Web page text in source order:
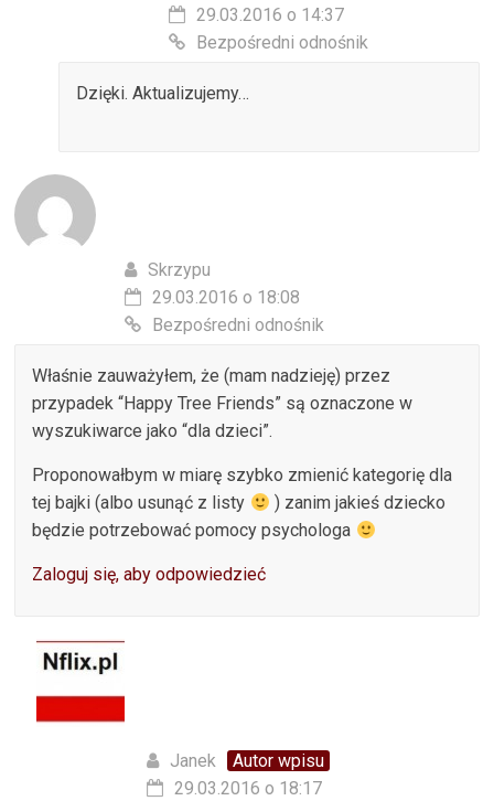
29.03.2016 o 14:37
Bezpośredni odnośnik
Dzięki. Aktualizujemy…
Skrzypu
29.03.2016 o 18:08
Bezpośredni odnośnik
Właśnie zauważyłem, że (mam nadzieję) przez
przypadek “Happy Tree Friends” są oznaczone w
wyszukiwarce jako “dla dzieci”.
Proponowałbym w miarę szybko zmienić kategorię dla
tej bajki (albo usunąć z listy
) zanim jakieś dziecko
będzie potrzebować pomocy psychologa
Zaloguj się, aby odpowiedzieć
Janek
Autor wpisu
29.03.2016 o 18:17